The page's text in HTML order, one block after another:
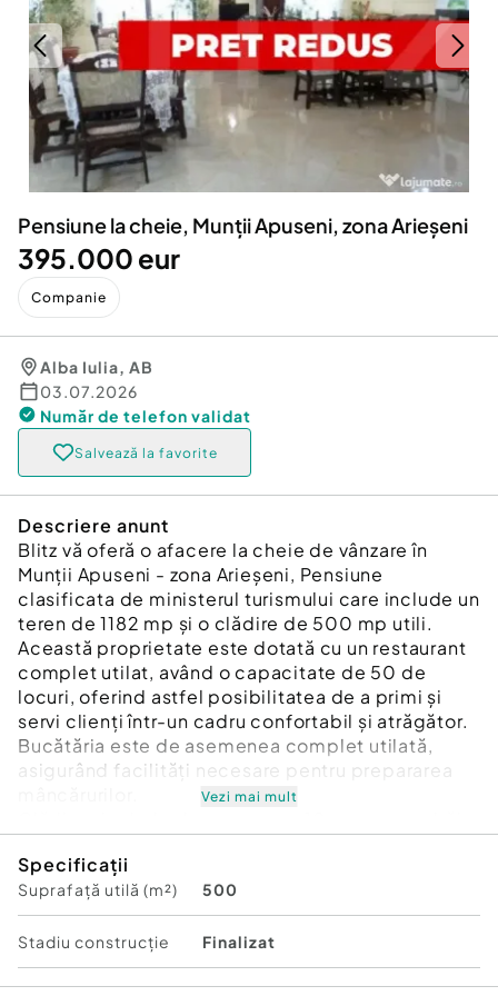
Servicii
Animale de companie
Afaceri și echipamente profesionale
Inchiriere Bunuri si Vehicule
Utilaje agricole si industriale
Piese auto si accesorii
Dacia Duster
Pensiune la cheie, Munții Apuseni, zona Arieșeni
395.000 eur
Companie
Alba Iulia, AB
03.07.2026
Număr de telefon validat
Salvează la favorite
Descriere anunt
Blitz vă oferă o afacere la cheie de vânzare în
Munții Apuseni - zona Arieșeni, Pensiune
clasificata de ministerul turismului care include un
teren de 1182 mp și o clădire de 500 mp utili.
Această proprietate este dotată cu un restaurant
complet utilat, având o capacitate de 50 de
locuri, oferind astfel posibilitatea de a primi și
servi clienți într-un cadru confortabil și atrăgător.
Bucătăria este de asemenea complet utilată,
asigurând facilități necesare pentru prepararea
oaspeți. Aceste camere sunt amenajate cu
atenție și sunt dotate cu mobilă din lemn masiv,
adăugând un farmec și o atmosferă caldă și
plăcută.
Proprietatea dispune și de o terasă acoperită,
unde oaspeții pot savura mesele în aer liber și pot
Vezi mai mult
Specificații
Suprafață utilă (m²) 500
Stadiu construcţie Finalizat